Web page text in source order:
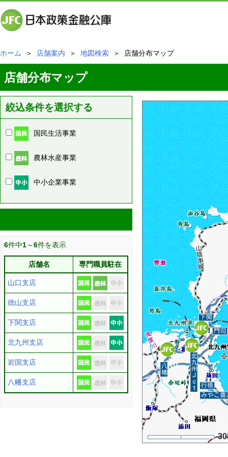
ホーム ＞ 店舗案内 ＞ 地図検索 ＞ 店舗分布マップ
店舗分布マップ
絞込条件を選択する
国民生活事業
農林水産事業
中小企業事業
6件中1～6件を表示
店舗名 専門職員駐在
山口支店
徳山支店
下関支店
北九州支店
岩国支店
八幡支店